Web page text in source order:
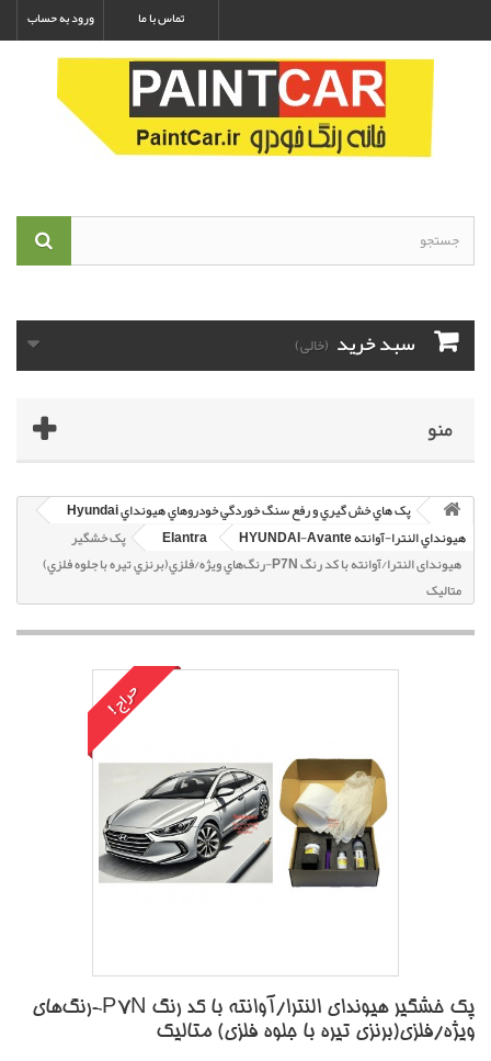
ورود به حساب تماس با ما
سبد خرید (خالی)
منو
پک هاي خش گيري و رفع سنگ خوردگي خودروهاي هيونداي Hyundai
هيونداي النترا-آوانته HYUNDAI-Avante
Elantra
پک خشگير
هیوندای النترا/آوانته با کد رنگ P7N-رنگ‌هاي ويژه/فلزي(برنزي تيره با جلوه فلزي)
متاليک
حراج!
پک خشگير هیوندای النترا/آوانته با کد رنگ P7N-رنگ‌هاي
ويژه/فلزي(برنزي تيره با جلوه فلزي) متاليک